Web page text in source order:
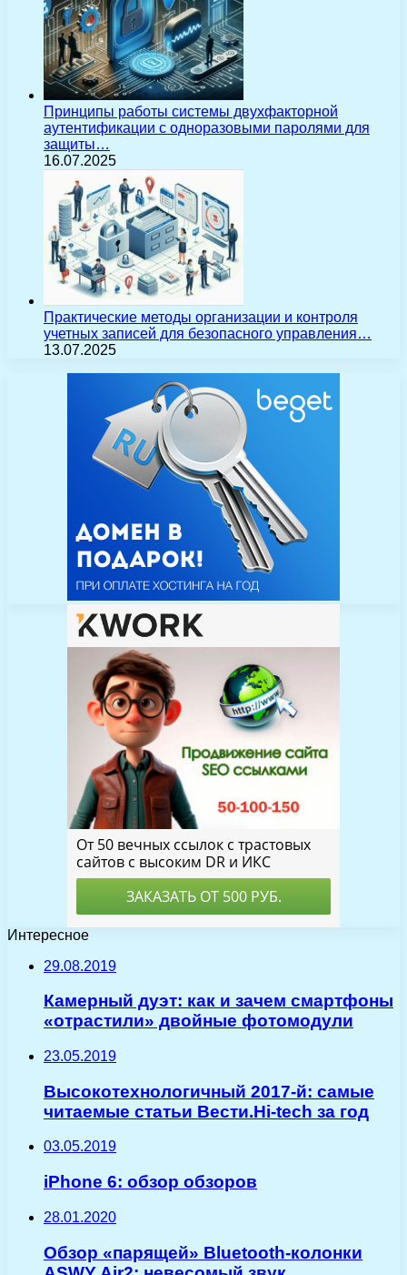
Принципы работы системы двухфакторной
аутентификации с одноразовыми паролями для
защиты…
16.07.2025
Практические методы организации и контроля
учетных записей для безопасного управления…
13.07.2025
Интересное
29.08.2019
Камерный дуэт: как и зачем смартфоны
«отрастили» двойные фотомодули
23.05.2019
Высокотехнологичный 2017-й: самые
читаемые статьи Вести.Hi-tech за год
03.05.2019
iPhone 6: обзор обзоров
28.01.2020
Обзор «парящей» Bluetooth-колонки